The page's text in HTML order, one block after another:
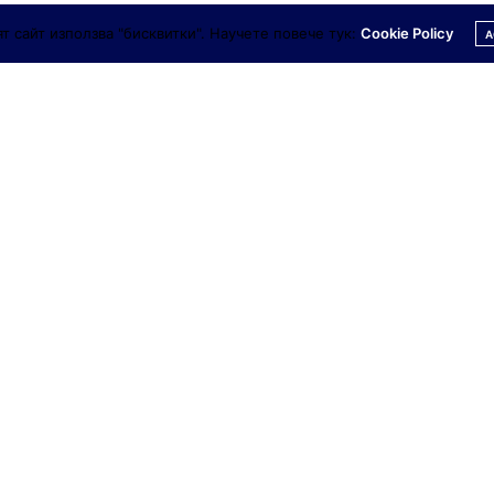
коса прически
сайт използва "бисквитки". Научете повече тук: Cookie Policy